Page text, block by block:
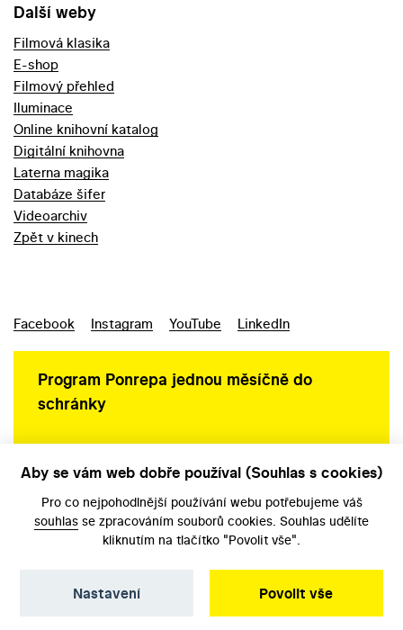
Další weby
Filmová klasika
E-shop
Filmový přehled
Iluminace
Online knihovní katalog
Digitální knihovna
Laterna magika
Databáze šifer
Videoarchiv
Zpět v kinech
Facebook Instagram YouTube LinkedIn
Program Ponrepa jednou měsíčně do
schránky
Aby se vám web dobře používal (Souhlas s cookies)
Pro co nejpohodlnější používání webu potřebujeme váš
souhlas se zpracováním souborů cookies. Souhlas udělíte
kliknutím na tlačítko "Povolit vše".
Povolit vše
Nastavení